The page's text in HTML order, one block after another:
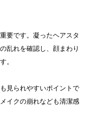
要です。凝ったヘアスタ
乱れを確認し、顔まわり
。
見られやすいポイントで
イクの崩れなども清潔感